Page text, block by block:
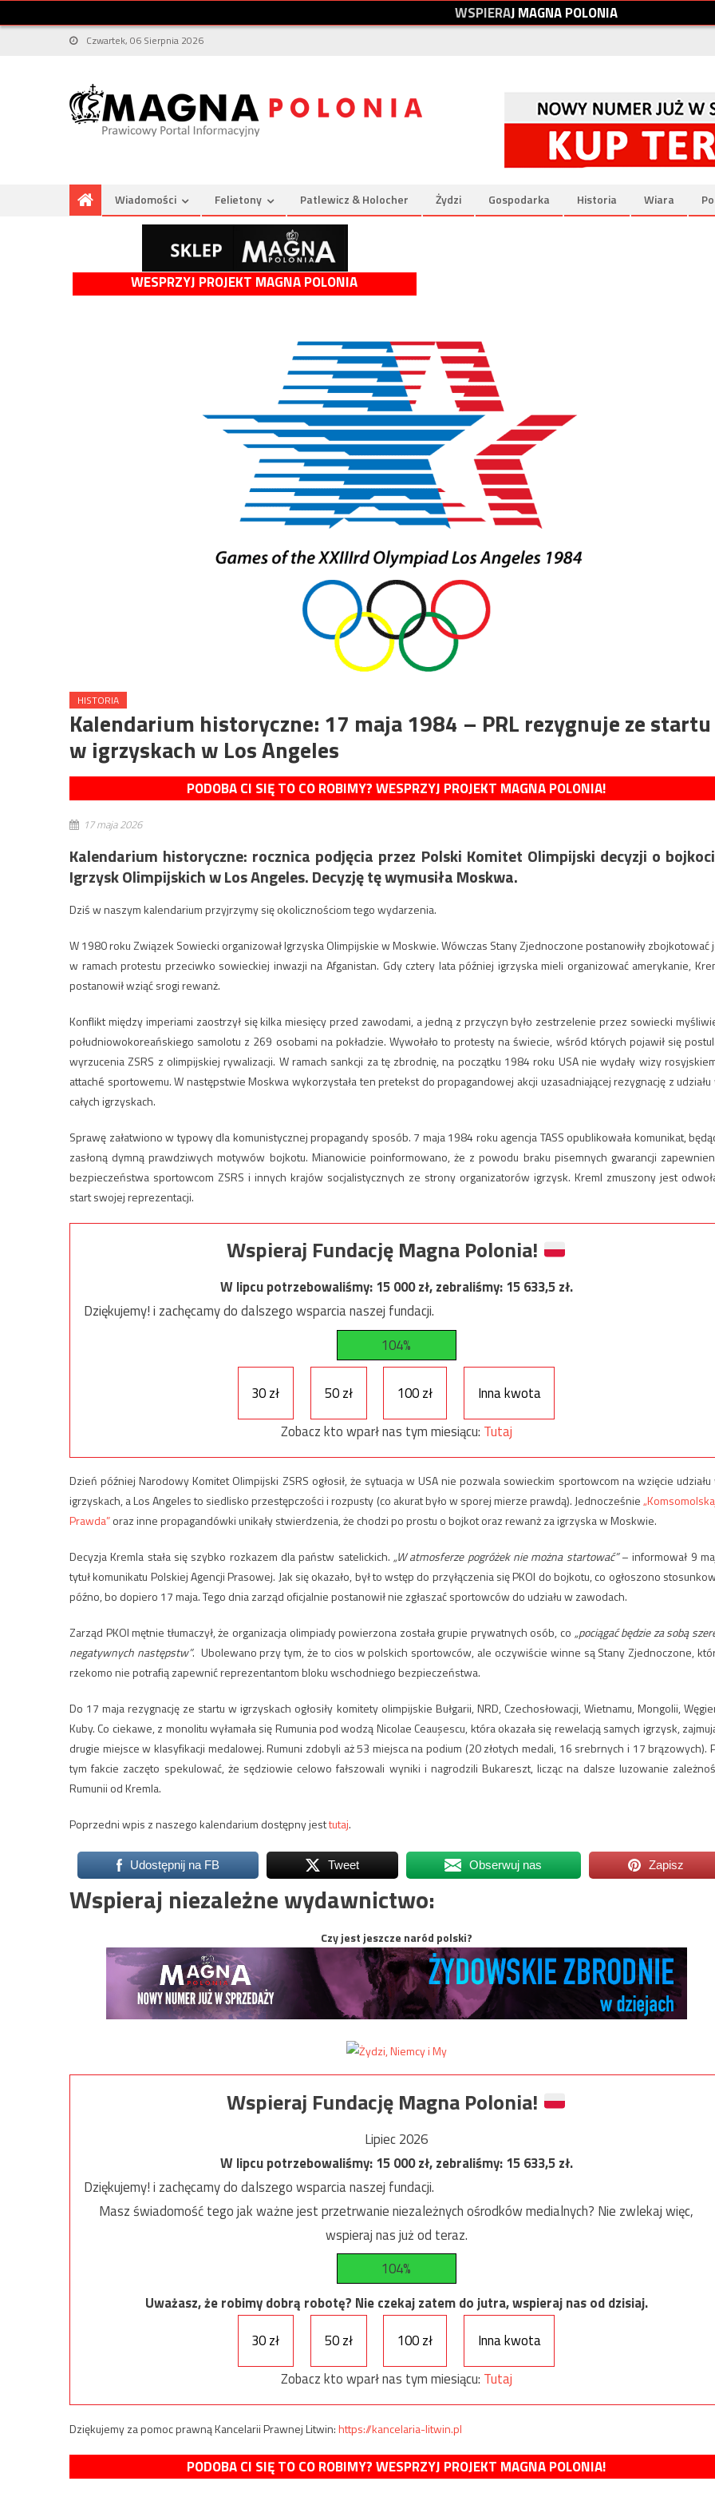
WSPIERAJMAGNAPOLONIA
Czwartek, 06 Sierpnia 2026
Wiadomości Felietony Patlewicz & Holocher Żydzi Gospodarka Historia Wiara
WESPRZYJ PROJEKT MAGNA POLONIA
HISTORIA
Kalendarium historyczne: 17 maja 1984 – PRL rezygnuje ze startu
w igrzyskach w Los Angeles
PODOBA CI SIĘ TO CO ROBIMY? WESPRZYJ PROJEKT MAGNA POLONIA!
17 maja 2026
Kalendarium historyczne: rocznica podjęcia przez Polski Komitet Olimpijski decyzji o
Igrzysk Olimpijskich w Los Angeles. Decyzję tę wymusiła Moskwa.
Dziś w naszym kalendarium przyjrzymy się okolicznościom tego wydarzenia.
W 1980 roku Związek Sowiecki organizował Igrzyska Olimpijskie w Moskwie. Wówczas Stany Zjednoczone postanowiły zbojkotować
w ramach protestu przeciwko sowieckiej inwazji na Afganistan. Gdy cztery lata później igrzyska mieli organizować amerykanie,
postanowił wziąć srogi rewanż.
Konflikt między imperiami zaostrzył się kilka miesięcy przed zawodami, a jedną z przyczyn było zestrzelenie przez sowiecki
południowokoreańskiego samolotu z 269 osobami na pokładzie. Wywołało to protesty na świecie, wśród których pojawił się
wyrzucenia ZSRS z olimpijskiej rywalizacji. W ramach sankcji za tę zbrodnię, na początku 1984 roku USA nie wydały wizy
attaché sportowemu. W następstwie Moskwa wykorzystała ten pretekst do propagandowej akcji uzasadniającej rezygnację z udziału
całych igrzyskach.
Sprawę załatwiono w typowy dla komunistycznej propagandy sposób. 7 maja 1984 roku agencja TASS opublikowała komunikat,
zasłoną dymną prawdziwych motywów bojkotu. Mianowicie poinformowano, że z powodu braku pisemnych gwarancji
bezpieczeństwa sportowcom ZSRS i innych krajów socjalistycznych ze strony organizatorów igrzysk. Kreml zmuszony jest
start swojej reprezentacji.
Wspieraj Fundację Magna Polonia!
W lipcu potrzebowaliśmy:15 000zł, zebraliśmy:15 633,5zł.
Dziękujemy! i zachęcamy do dalszego wsparcia naszej fundacji.
104%
30 zł 50 zł 100 zł
Inna kwota
Zobacz kto wparł nas tym miesiącu: Tutaj
Dzień później Narodowy Komitet Olimpijski ZSRS ogłosił, że sytuacja w USA nie pozwala sowieckim sportowcom na wzięcie udziału
igrzyskach, a Los Angeles to siedlisko przestępczości i rozpusty (co akurat było w sporej mierze prawdą). Jednocześnie
Prawda”oraz inne propagandówki unikały stwierdzenia, że chodzi po prostu o bojkot oraz rewanż za igrzyska w Moskwie.
Decyzja Kremla stała się szybko rozkazem dla państw satelickich. „W atmosferze pogróżek nie można startować”– informował 9
tytuł komunikatu Polskiej Agencji Prasowej. Jak się okazało, był to wstęp do przyłączenia się PKOl do bojkotu, co ogłoszono
późno, bo dopiero 17 maja. Tego dnia zarząd oficjalnie postanowił nie zgłaszać sportowców do udziału w zawodach.
Zarząd PKOl mętnie tłumaczył, że organizacja olimpiady powierzona została grupie prywatnych osób, co „pociągać będzie za sobą
negatywnych następstw”. Ubolewano przy tym, że to cios w polskich sportowców, ale oczywiście winne są Stany Zjednoczone,
rzekomo nie potrafią zapewnić reprezentantom bloku wschodniego bezpieczeństwa.
Do 17 maja rezygnację ze startu w igrzyskach ogłosiły komitety olimpijskie Bułgarii, NRD, Czechosłowacji, Wietnamu, Mongolii,
Kuby. Co ciekawe, z monolitu wyłamała się Rumunia pod wodzą Nicolae Ceaușescu, która okazała się rewelacją samych igrzysk,
drugie miejsce w klasyfikacji medalowej. Rumuni zdobyli aż 53 miejsca na podium (20 złotych medali, 16 srebrnych i 17 brązowych).
tym fakcie zaczęto spekulować, że sędziowie celowo fałszowali wyniki i nagrodzili Bukareszt, licząc na dalsze luzowanie
Rumunii od Kremla.
Poprzedni wpis z naszego kalendarium dostępny jesttutaj.
Udostępnij na FB Tweet Obserwuj nas Zapisz
Wspieraj niezależne wydawnictwo:
Czy jest jeszcze naród polski?
Wspieraj Fundację Magna Polonia!
Lipiec 2026
W lipcu potrzebowaliśmy:15 000zł, zebraliśmy:15 633,5zł.
Dziękujemy! i zachęcamy do dalszego wsparcia naszej fundacji.
Masz świadomość tego jak ważne jest przetrwanie niezależnych ośrodków medialnych? Nie zwlekaj więc,
wspieraj nas już od teraz.
104%
Uważasz, że robimy dobrą robotę? Nie czekaj zatem do jutra, wspieraj nas od dzisiaj.
30 zł
50 zł 100 zł
Inna kwota
Zobacz kto wparł nas tym miesiącu: Tutaj
Dziękujemy za pomoc prawną Kancelarii Prawnej Litwin:https://kancelaria-litwin.pl
PODOBA CI SIĘ TO CO ROBIMY? WESPRZYJ PROJEKT MAGNA POLONIA!